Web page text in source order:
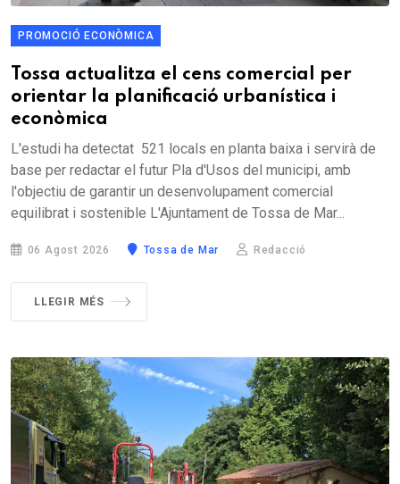
PROMOCIÓ ECONÒMICA
Tossa actualitza el cens comercial per
orientar la planificació urbanística i
econòmica
L'estudi ha detectat 521 locals en planta baixa i servirà de
base per redactar el futur Pla d'Usos del municipi, amb
l'objectiu de garantir un desenvolupament comercial
equilibrat i sostenible L'Ajuntament de Tossa de Mar...
06 Agost 2026 Tossa de Mar Redacció
LLEGIR MÉS